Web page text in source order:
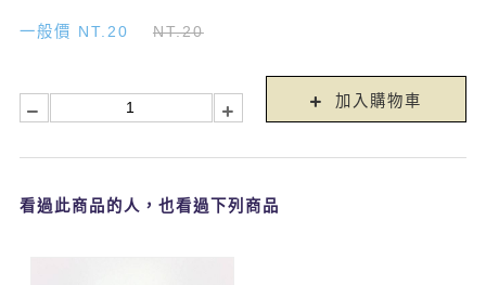
一般價 NT.20 NT.20
加入購物車
看過此商品的人，也看過下列商品